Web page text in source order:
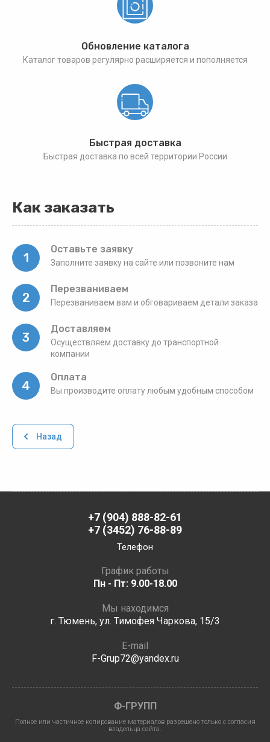
Обновление каталога
Каталог товаров регулярно расширяется и пополняется
Быстрая доставка
Быстрая доставка по всей территории России
Как заказать
1
Оставьте заявку
Заполните заявку на сайте или позвоните нам
2
Перезваниваем
Перезваниваем вам и обговариваем детали заказа
3
Доставляем
Осуществляем доставку до транспортной
компании
4
Оплата
Вы производите оплату любым удобным способом
Назад
+7 (904) 888-82-61
+7 (3452) 76-88-89
Телефон
График работы
Пн - Пт: 9.00-18.00
Мы находимся
г. Тюмень, ул. Тимофея Чаркова, 15/3
E-mail
F-Grup72@yandex.ru
Ф-ГРУПП
Полное или частичное копирование материалов разрешено только с согласия
владельца сайта.